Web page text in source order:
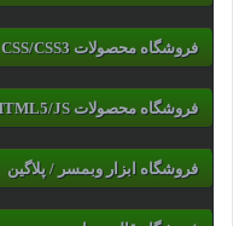
فروشگاه محصولات CSS/CSS3
فروشگاه محصولات HTML5/JS
فروشگاه ابزار وبمسر / پلاگین